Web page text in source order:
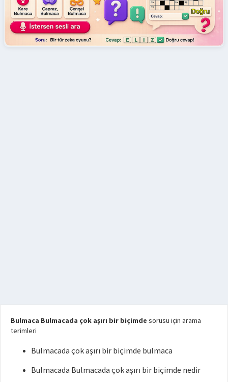
Bulmaca Bulmacada çok aşırı bir biçimde sorusu için arama
terimleri
Bulmacada çok aşırı bir biçimde bulmaca
Bulmacada Bulmacada çok aşırı bir biçimde nedir